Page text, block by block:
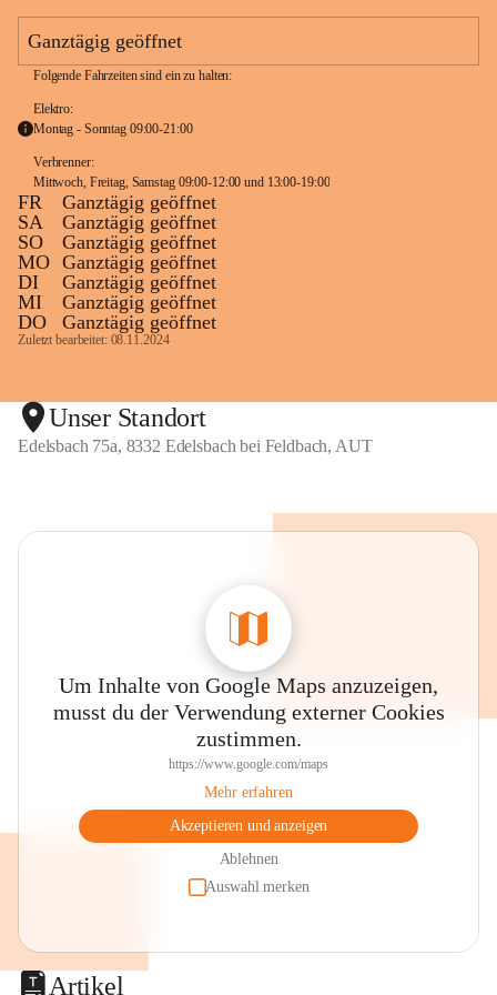
m
Ganztägig geöffnet
Folgende Fahrzeiten sind ein zu halten:
Elektro:
Montag - Sonntag 09:00-21:00
Verbrenner:
Mittwoch, Freitag, Samstag 09:00-12:00 und 13:00-19:00
FR
Ganztägig geöffnet
SA
Ganztägig geöffnet
SO
Ganztägig geöffnet
MO Ganztägig geöffnet
DI
Ganztägig geöffnet
MI
Ganztägig geöffnet
DO
Ganztägig geöffnet
Zuletzt bearbeitet: 08.11.2024
Unser Standort
Edelsbach 75a, 8332 Edelsbach bei Feldbach, AUT
Um Inhalte von Google Maps anzuzeigen,
musst du der Verwendung externer Cookies
zustimmen.
https://www.google.com/maps
Mehr erfahren
Akzeptieren und anzeigen
Ablehnen
Auswahl merken
Artikel